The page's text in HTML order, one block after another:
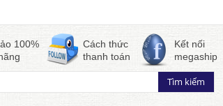
100%
Cách thức
thanh toán
Kết nối
megaship